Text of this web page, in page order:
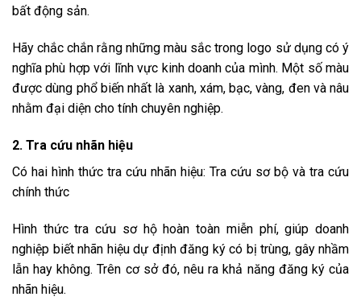
bất động sản.
Hãy chắc chắn rằng những màu sắc trong logo sử dụng có ý
nghĩa phù hợp với lĩnh vực kinh doanh của mình. Một số màu
được dùng phổ biến nhất là xanh, xám, bạc, vàng, đen và nâu
nhằm đại diện cho tính chuyên nghiệp.
2. Tra cứu nhãn hiệu
Có hai hình thức tra cứu nhãn hiệu: Tra cứu sơ bộ và tra cứu
chính thức
Hình thức tra cứu sơ hộ hoàn toàn miễn phí, giúp doanh
nghiệp biết nhãn hiệu dự định đăng ký có bị trùng, gây nhầm
lẫn hay không. Trên cơ sở đó, nêu ra khả năng đăng ký của
nhãn hiệu.